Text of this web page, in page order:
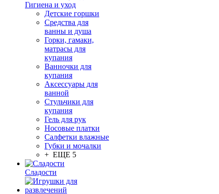
Гигиена и уход
Детские горшки
Средства для
ванны и душа
Горки, гамаки,
матрасы для
купания
Ванночки для
купания
Аксессуары для
ванной
Стульчики для
купания
Гель для рук
Носовые платки
Салфетки влажные
Губки и мочалки
+ ЕЩЕ 5
Сладости